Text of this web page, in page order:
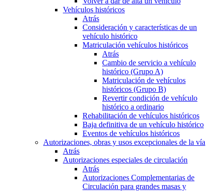
Vehículos históricos
Atrás
Consideración y características de un
vehículo histórico
Matriculación vehículos históricos
Atrás
Cambio de servicio a vehículo
histórico (Grupo A)
Matriculación de vehículos
históricos (Grupo B)
Revertir condición de vehículo
histórico a ordinario
Rehabilitación de vehículos históricos
Baja definitiva de un vehículo histórico
Eventos de vehículos históricos
Autorizaciones, obras y usos excepcionales de la vía
Atrás
Autorizaciones especiales de circulación
Atrás
Autorizaciones Complementarias de
Circulación para grandes masas y